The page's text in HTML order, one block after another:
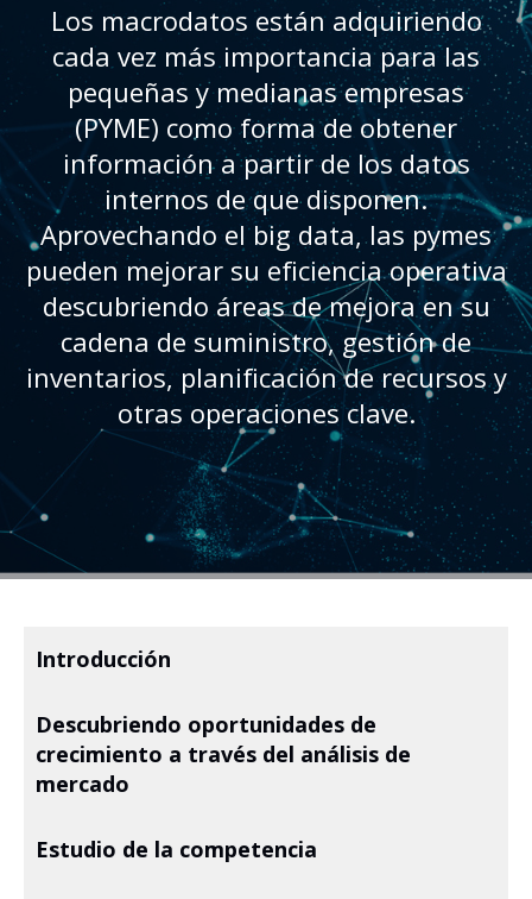
Los macrodatos están adquiriendo
cada vez más importancia para las
pequeñas y medianas empresas
(PYME) como forma de obtener
información a partir de los datos
internos de que disponen.
Aprovechando el big data, las pymes
pueden mejorar su eficiencia operativa
descubriendo áreas de mejora en su
cadena de suministro, gestión de
inventarios, planificación de recursos y
otras operaciones clave.
Introducción
Descubriendo oportunidades de
crecimiento a través del análisis de
mercado
Estudio de la competencia